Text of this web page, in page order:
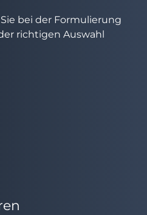
bei der Formulierung
richtigen Auswahl